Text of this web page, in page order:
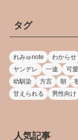
ー
タグ
れみゅnote わからせ
ヤンデレ
一途 可
幼馴染
方言 朝
甘えられる
男性向け
人気記事